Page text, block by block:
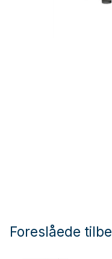
Foreslåede